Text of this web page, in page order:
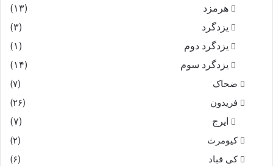
هرمزد
(۱۳)
یزدگرد
(۳)
یزدگرد دوم
(۱)
یزدگرد سوم
(۱۴)
ضحاک
(۷)
فریدون
(۲۶)
ایرج
(۷)
کیومرث
(۲)
کی قباد
(۶)